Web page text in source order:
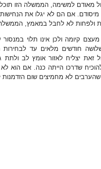
מאודם למשימה, הממשלה הזו
מיסודם. אם הם לא יגלו את
ולפחות לא לחבל במאמץ, הממשלה
קיומה ולכן אינו תלוי
חודשים מלאים עד
יצליח לאזור אומץ לב ולתת
שדרכו הייתה כנה. אם הוא
לא מחמיצים שום הזדמנות